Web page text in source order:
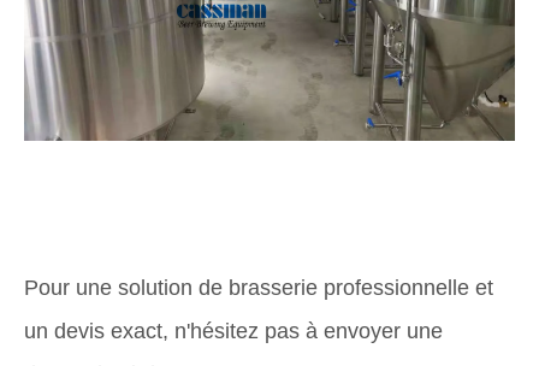
Pour une solution de brasserie professionnelle et
un devis exact, n'hésitez pas à envoyer une